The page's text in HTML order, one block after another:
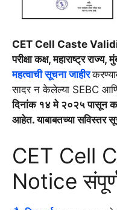
CET Cell Caste
परीक्षा कक्ष, महाराष्ट्र
महत्वाची सूचना जाहीर
सादर न केलेल्या SEBC आणि
दिनांक १४ मे २०२५ पासून
आहेत. याबाबतच्या सविस्तर
CET Cell
Notice संपूर्ण